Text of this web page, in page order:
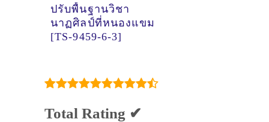
ปรับพื้นฐานวิชา
นาฏศิลป์ที่หนองแขม
[TS-9459-6-3]
Total Rating ✔